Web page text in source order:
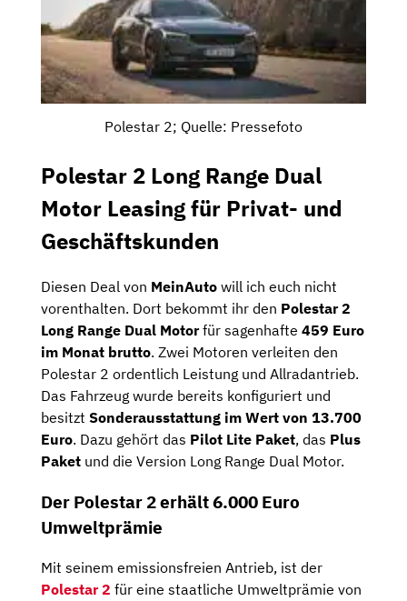
Polestar 2; Quelle: Pressefoto
Polestar 2 Long Range Dual
Motor Leasing für Privat- und
Geschäftskunden
Diesen Deal von MeinAuto will ich euch nicht
vorenthalten. Dort bekommt ihr den Polestar 2
Long Range Dual Motorfür sagenhafte 459 Euro
im Monat brutto. Zwei Motoren verleiten den
Polestar 2 ordentlich Leistung und Allradantrieb.
Das Fahrzeug wurde bereits konfiguriert und
besitzt Sonderausstattung im Wert von 13.700
Euro. Dazu gehört das Pilot Lite Paket, das Plus
Paket und die Version Long Range Dual Motor.
Der Polestar 2 erhält 6.000 Euro
Umweltprämie
Mit seinem emissionsfreien Antrieb, ist der
Polestar 2 für eine staatliche Umweltprämie von